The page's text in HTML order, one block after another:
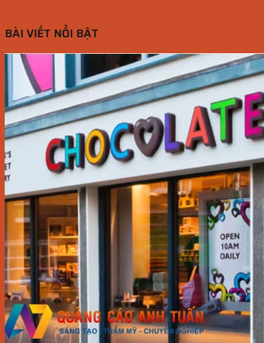
BÀI VIẾT NỔI BẬT